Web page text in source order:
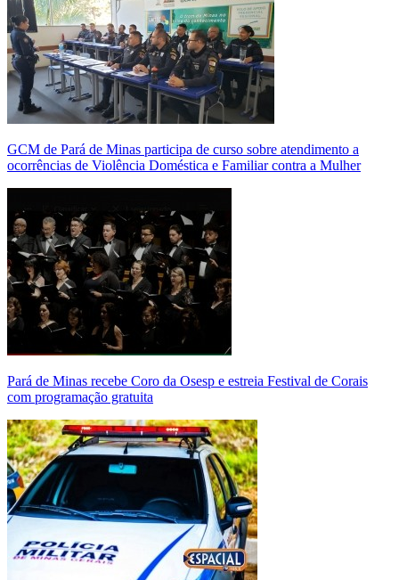
GCM de Pará de Minas participa de curso sobre atendimento a
ocorrências de Violência Doméstica e Familiar contra a Mulher
Pará de Minas recebe Coro da Osesp e estreia Festival de Corais
com programação gratuita